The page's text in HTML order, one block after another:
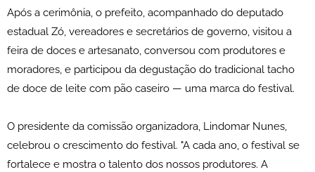
Após a cerimônia, o prefeito, acompanhado do deputado
estadual Zó, vereadores e secretários de governo, visitou a
feira de doces e artesanato, conversou com produtores e
moradores, e participou da degustação do tradicional tacho
de doce de leite com pão caseiro — uma marca do festival.
O presidente da comissão organizadora, Lindomar Nunes,
celebrou o crescimento do festival. "A cada ano, o festival se
fortalece e mostra o talento dos nossos produtores. A